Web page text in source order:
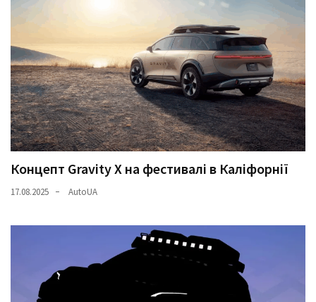
Концепт Gravity X на фестивалі в Каліфорнії
17.08.2025 AutoUA